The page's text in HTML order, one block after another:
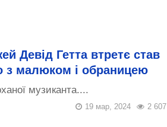
Девід Гетта втретє став
з малюком і обраницею
музиканта....
2 607
19 мар, 2024